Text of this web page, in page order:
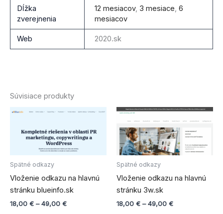
Dĺžka
zverejnenia
12 mesiacov, 3 mesiace 6
mesiacov
Web 2020.sk
Súvisiace produkty
Spätné odkazy
Vloženie odkazu na hlavnú
stránku blueinfo.sk
18,00 € – 49,00 €
Price
through
49,00 €
Tento
má
viacero
variantov.
vybrať
Spätné odkazy
Vloženie odkazu na hlavnú
stránku 3w.sk
18,00 € – 49,00 €
Price
range:
18,00 €
through
49,00 €
Tento